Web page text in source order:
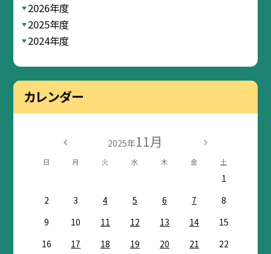
2026年度
2025年度
2024年度
カレンダー
2025年11月
日 月 火 水 木 金 土
1
2
3 4 5 6 7
8
9
10 11 12 13 14
15
16
17 18 19 20 21
22